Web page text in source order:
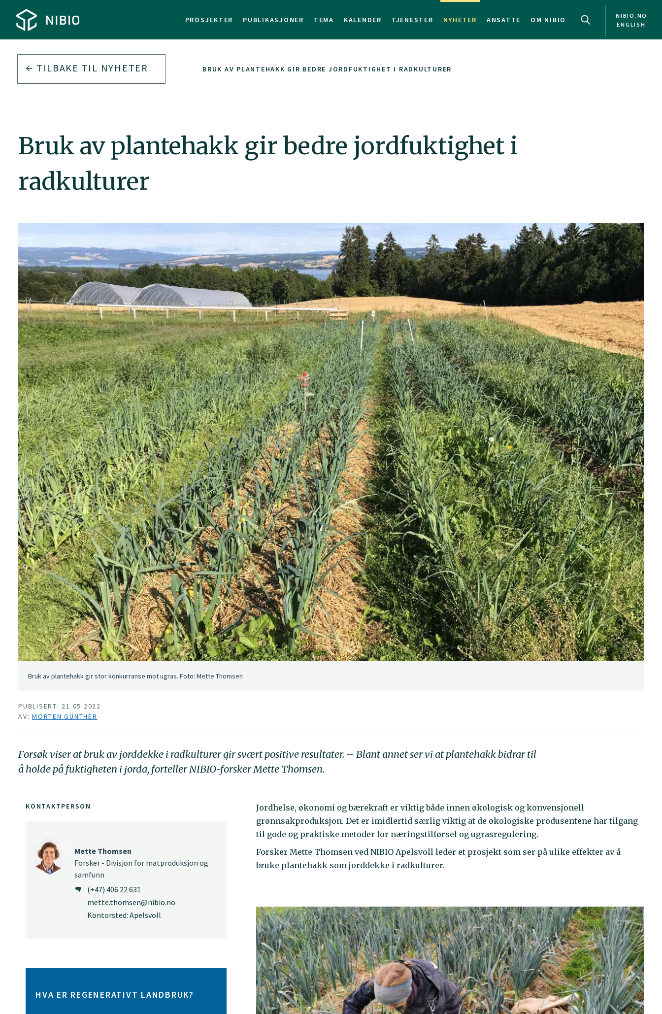
PROSJEKTER PUBLIKASJONER TEMA KALENDER TJENESTER NYHETER ANSATTE OM NIBIO
NIBIO.NO
ENGLISH
TILBAKE TIL NYHETER BRUK AV PLANTEHAKK GIR BEDRE JORDFUKTIGHET I RADKULTURER
Bruk av plantehakk gir bedre jordfuktighet i
radkulturer
Bruk av plantehakk gir stor konkurranse mot ugras. Foto: Mette Thomsen
PUBLISERT: 21.05.2022
AV: MORTEN GÜNTHER
Forsøk viser at bruk av jorddekke i radkulturer gir svært positive resultater. – Blant annet ser vi at plantehakk bidrar til
å holde på fuktigheten i jorda, forteller NIBIO-forsker Mette Thomsen.
Jordhelse, økonomi og bærekraft er viktig både innen økologisk og konvensjonell
grønnsakproduksjon. Det er imidlertid særlig viktig at de økologiske produsentene har tilgang
til gode og praktiske metoder for næringstilførsel og ugrasregulering.
Forsker Mette Thomsen ved NIBIO Apelsvoll leder et prosjekt som ser på ulike effekter av å
bruke plantehakk som jorddekke i radkulturer.
KONTAKTPERSON
Mette Thomsen
Forsker - Divisjon for matproduksjon og
samfunn
(+47) 406 22 631
mette.thomsen@nibio.no
Kontorsted: Apelsvoll
HVA ER REGENERATIVT LANDBRUK?